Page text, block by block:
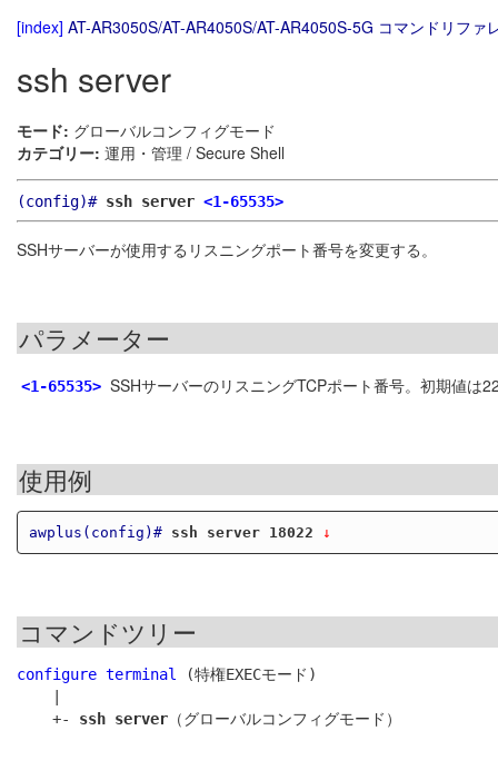
[index] AT-AR3050S/AT-AR4050S/AT-AR4050S-5G コマンドリファ
ssh server
モード: グローバルコンフィグモード
カテゴリー: 運用・管理 / Secure Shell
(config)# ssh server <1-65535>
SSHサーバーが使用するリスニングポート番号を変更する。
パラメーター
<1-65535> SSHサーバーのリスニングTCPポート番号。初期値は
使用例
awplus(config)# ssh server 18022 ↓
コマンドツリー
configure terminal
(特権EXECモード)
    +-
ssh server